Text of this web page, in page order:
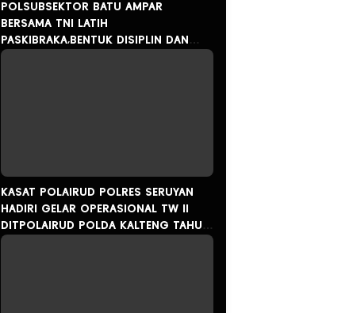
POLSUBSEKTOR BATU AMPAR
BERSAMA TNI LATIH
PASKIBRAKA,BENTUK DISIPLIN DAN
JIWA SOSIALISME GENERASI MUDA.
KASAT POLAIRUD POLRES SERUYAN
HADIRI GELAR OPERASIONAL TW ll
DITPOLAIRUD POLDA KALTENG TAHUN
2026.